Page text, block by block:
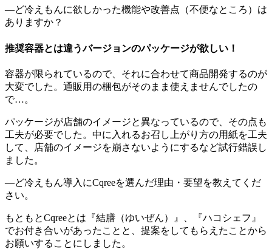
―ど冷えもんに欲しかった機能や改善点（不便なところ）は
ありますか？
推奨容器とは違うバージョンのパッケージが欲しい！
容器が限られているので、それに合わせて商品開発するのが
大変でした。通販用の梱包がそのまま使えませんでしたの
で…。
パッケージが店舗のイメージと異なっているので、その点も
工夫が必要でした。中に入れるお召し上がり方の用紙を工夫
して、店舗のイメージを崩さないようにするなど試行錯誤し
ました。
―ど冷えもん導入にCqreeを選んだ理由・要望を教えてくだ
さい。
もともとCqreeとは『結膳（ゆいぜん）』、『ハコシェフ』
でお付き合いがあったことと、提案をしてもらえたことから
お願いすることにしました。